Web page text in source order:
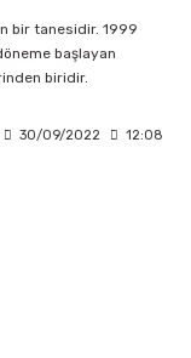
bir tanesidir. 1999
başlayan
biridir.
30/09/2022 12:08